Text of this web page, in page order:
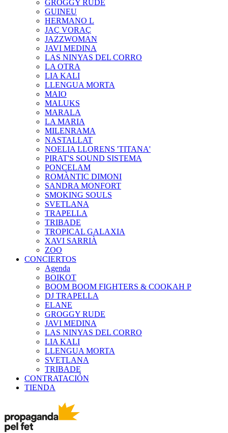
GROGGY RUDE
GUINEU
HERMANO L
JAÇ VORAÇ
JAZZWOMAN
JAVI MEDINA
LAS NINYAS DEL CORRO
LA OTRA
LIA KALI
LLENGUA MORTA
MAIO
MALUKS
MARALA
LA MARIA
MILENRAMA
NASTALLAT
NOELIA LLORENS 'TITANA'
PIRAT'S SOUND SISTEMA
PONCELAM
ROMÀNTIC DIMONI
SANDRA MONFORT
SMOKING SOULS
SVETLANA
TRAPELLA
TRIBADE
TROPICAL GALAXIA
XAVI SARRIÀ
ZOO
CONCIERTOS
Agenda
BOIKOT
BOOM BOOM FIGHTERS & COOKAH P
DJ TRAPELLA
ELANE
GROGGY RUDE
JAVI MEDINA
LAS NINYAS DEL CORRO
LIA KALI
LLENGUA MORTA
SVETLANA
TRIBADE
CONTRATACIÓN
TIENDA